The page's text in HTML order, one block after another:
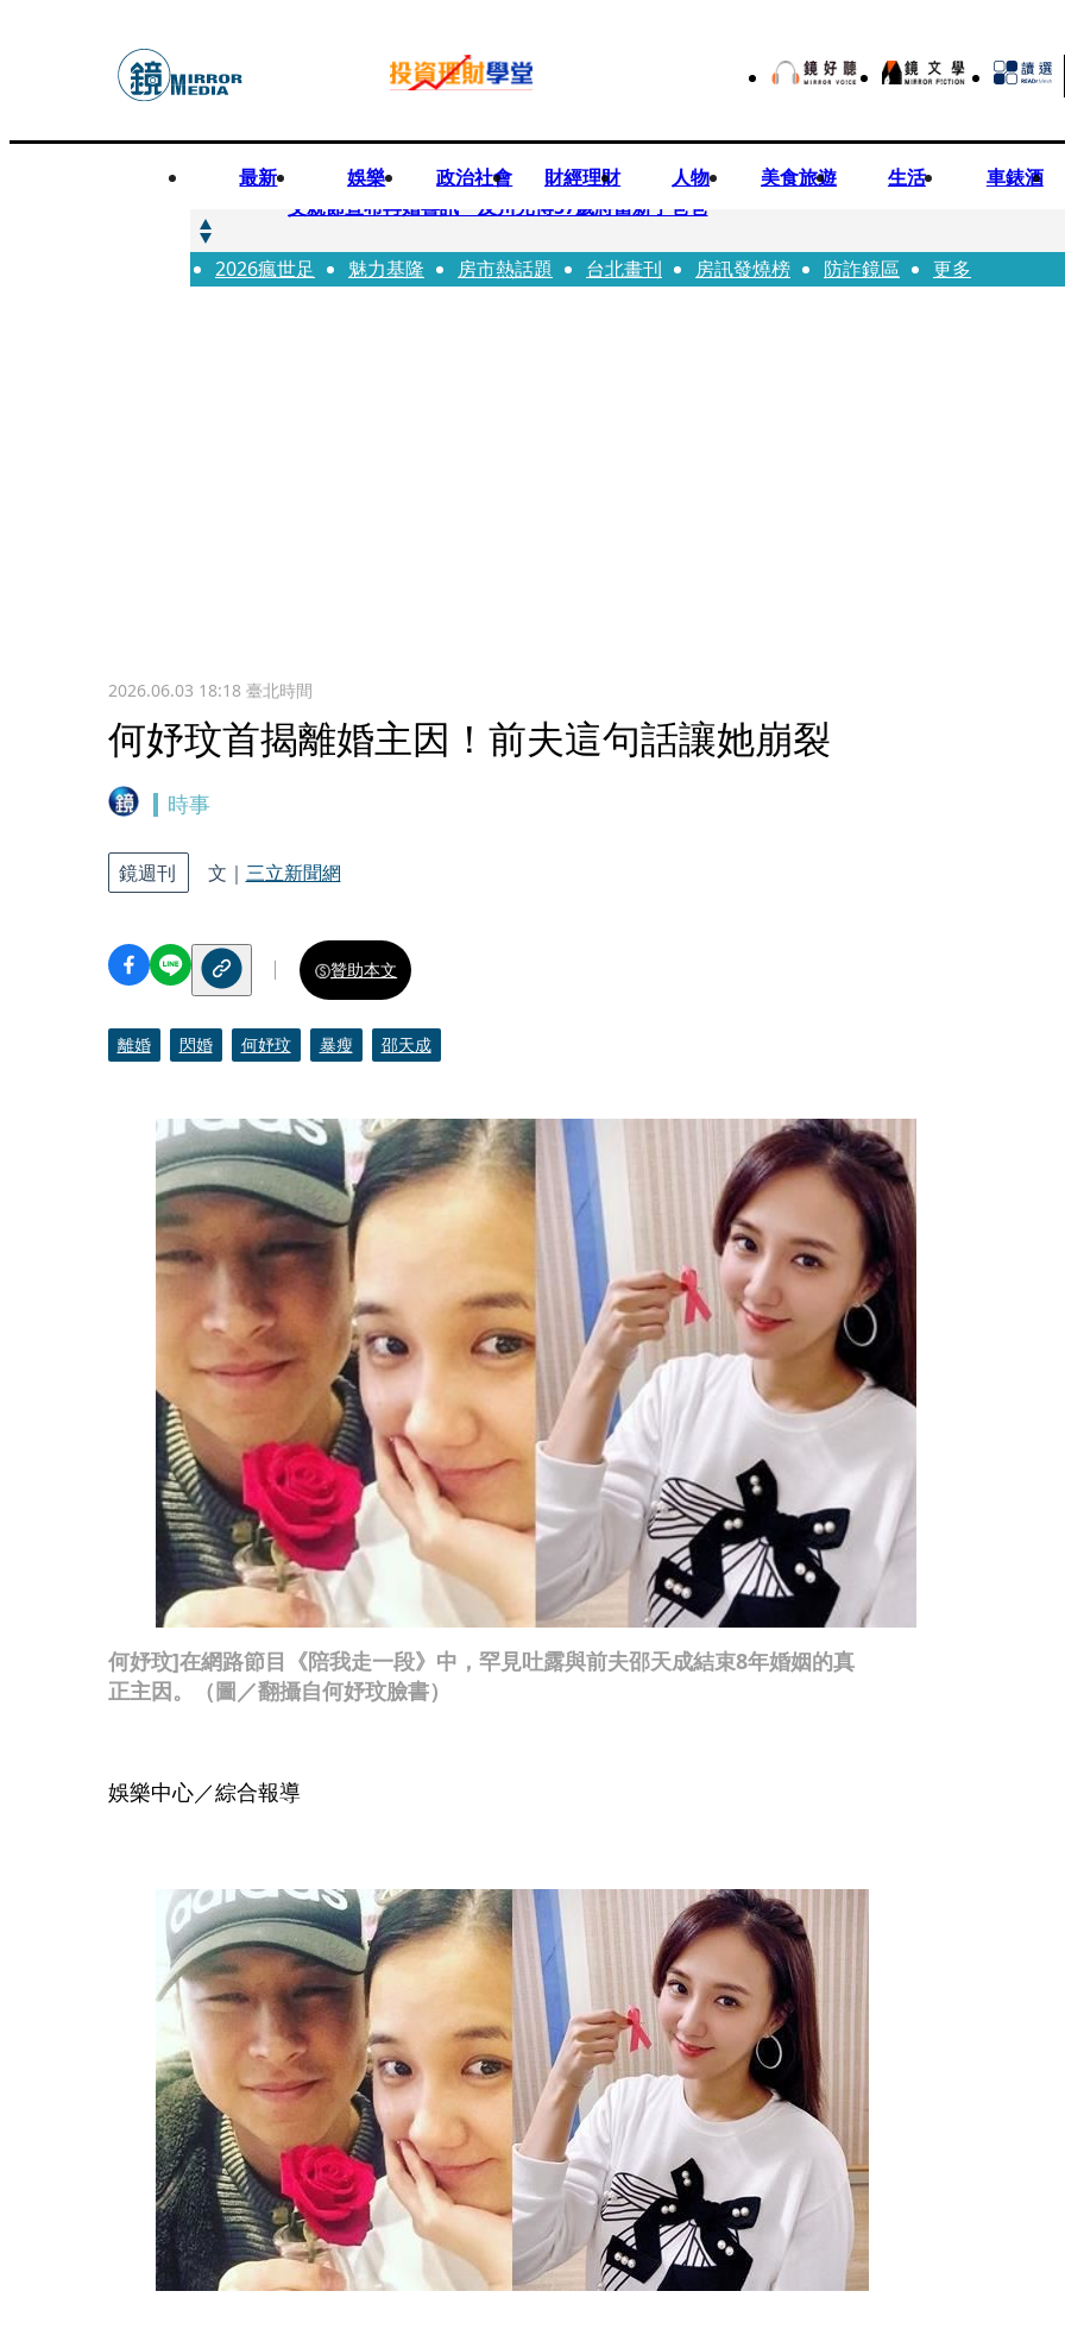
最新 娛樂 政治社會 財經理財 人物 美食旅遊 生活 車錶酒
快訊
父親節宣布再婚喜訊 及川光博57歲將當新手爸爸
快訊
改姓斷開阿湯哥！20歲舒莉首登台「1人分飾4角」 觀眾驚艷：錯怪星二代了
2026瘋世足 魅力基隆 房市熱話題 台北畫刊 房訊發燒榜 防詐鏡區 更多
2026.06.03 18:18臺北時間
何妤玟首揭離婚主因！前夫這句話讓她崩裂
時事
何妤玟]在網路節目《陪我走一段》中，罕見吐露與前夫邵天成結束8年婚姻的真
正主因。（圖／翻攝自何妤玟臉書）
鏡週刊 文｜ 三立新聞網
贊助本文
離婚 閃婚 何妤玟 暴瘦 邵天成
娛樂中心／綜合報導